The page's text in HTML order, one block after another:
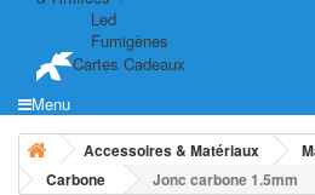
Led
Fumigènes
Cartes Cadeaux
Menu
Accessoires & Matériaux
Carbone
Jonc carbone 1.5mm